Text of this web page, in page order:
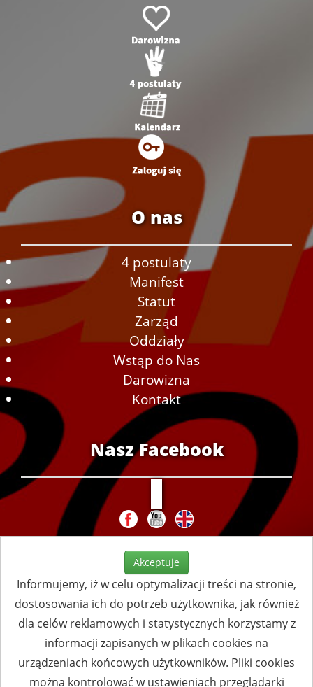
O nas
4 postulaty
Manifest
Statut
Zarząd
Oddziały
Wstąp do Nas
Darowizna
Kontakt
Nasz Facebook
Akceptuje
Informujemy, iż w celu optymalizacji treści na stronie,
dostosowania ich do potrzeb użytkownika, jak również
dla celów reklamowych i statystycznych korzystamy z
informacji zapisanych w plikach cookies na
urządzeniach końcowych użytkowników. Pliki cookies
można kontrolować w ustawieniach przeglądarki